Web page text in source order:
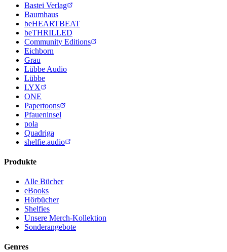
Bastei Verlag
Baumhaus
beHEARTBEAT
beTHRILLED
Community Editions
Eichborn
Grau
Lübbe Audio
Lübbe
LYX
ONE
Papertoons
Pfaueninsel
pola
Quadriga
shelfie.audio
Produkte
Alle Bücher
eBooks
Hörbücher
Shelfies
Unsere Merch-Kollektion
Sonderangebote
Genres